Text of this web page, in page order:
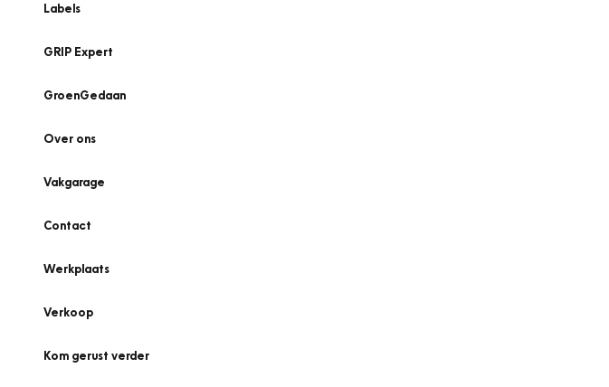
Labels
GRIP Expert
GroenGedaan
Over ons
Vakgarage
Contact
Werkplaats
Verkoop
Kom gerust verder